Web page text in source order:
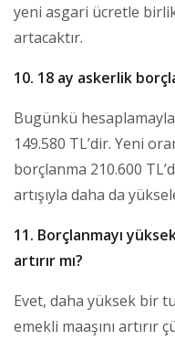
yeni asgari ücretle
artacaktır.
10. 18 ay askerlik
Bugünkü
149.580 TL’dir. Yeni
borçlanma 210.600
artışıyla daha da
11. Borçlanmayı
artırır mı?
Evet, daha yüksek bir
emekli maaşını artırır